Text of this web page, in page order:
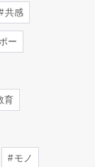
共感
ー
育
モノ